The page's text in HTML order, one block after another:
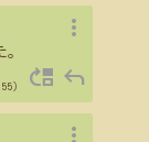
more_vert
） move_up reply
more_vert